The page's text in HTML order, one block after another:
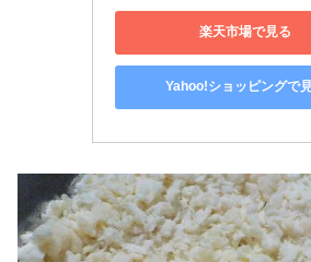
楽天市場で見る
Yahoo!ショッピングで